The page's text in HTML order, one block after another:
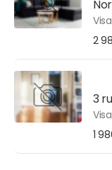
2
3
1